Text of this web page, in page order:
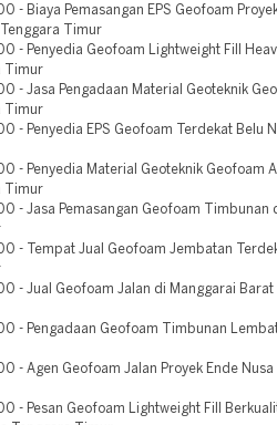
- Biaya Pemasangan EPS Geofoam
Tenggara Timur
- Penyedia Geofoam Lightweight Fill
Timur
- Jasa Pengadaan Material Geoteknik
Timur
- Penyedia EPS Geofoam Terdekat Belu
- Penyedia Material Geoteknik Geofoam
Timur
- Jasa Pemasangan Geofoam Timbunan
- Tempat Jual Geofoam Jembatan
- Jual Geofoam Jalan di Manggarai Barat
- Pengadaan Geofoam Timbunan
- Agen Geofoam Jalan Proyek Ende Nusa
- Pesan Geofoam Lightweight Fill